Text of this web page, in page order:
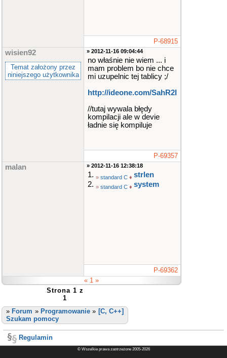
P-68915
wisien92
Temat założony przez
niniejszego użytkownika
» 2012-11-16 09:04:44
no właśnie nie wiem ... i
mam problem bo nie chce
mi uzupelnic tej tablicy ;/
http://ideone.com/SahR2I
//tutaj wywala błędy
kompilacji ale w devie
ładnie się kompiluje
P-69357
malan » 2012-11-16 12:38:18
1. » standard C ♦ strlen
2. » standard C ♦ system
P-69362
« 1 »
Strona 1 z
1
» Forum » Programowanie » [C, C++]
Szukam pomocy
Regulamin
© Wszelkie prawa zastrzeżone 2005-2026